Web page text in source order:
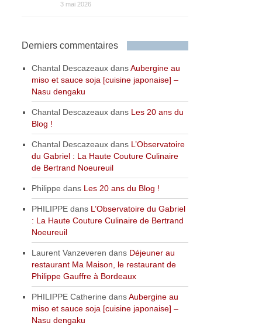
3 mai 2026
Derniers commentaires
Chantal Descazeaux dansAubergine au
miso et sauce soja [cuisine japonaise] –
Nasu dengaku
Chantal Descazeaux dans Les 20 ans du
Blog !
Chantal Descazeaux dans L’Observatoire
du Gabriel : La Haute Couture Culinaire
de Bertrand Noeureuil
Philippe dans Les 20 ans du Blog !
PHILIPPE dans L’Observatoire du Gabriel
: La Haute Couture Culinaire de Bertrand
Noeureuil
Laurent Vanzeveren dans Déjeuner au
restaurant Ma Maison, le restaurant de
Philippe Gauffre à Bordeaux
PHILIPPE Catherine dansAubergine au
miso et sauce soja [cuisine japonaise] –
Nasu dengaku